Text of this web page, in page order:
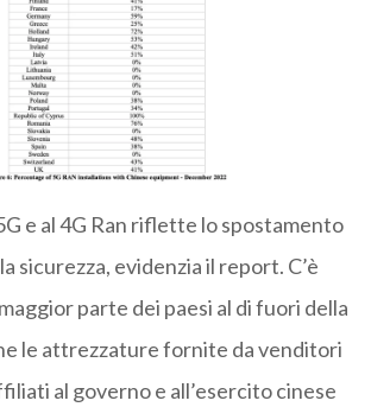
e al 4G Ran riflette lo spostamento
sicurezza, evidenzia il report. C’è
parte dei paesi al di fuori della
le attrezzature fornite da venditori
al governo e all’esercito cinese